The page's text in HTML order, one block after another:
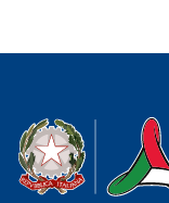
Dipartimento